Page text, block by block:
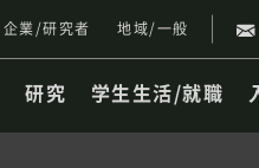
企業/研究者 地域/一般
研究 学生生活/就職